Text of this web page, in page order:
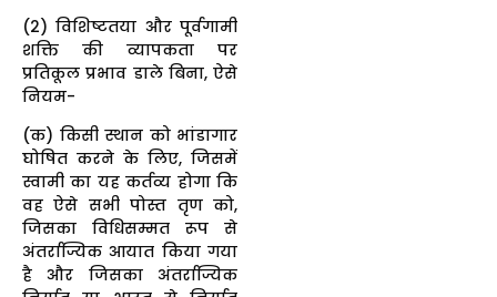
(2) विशिष्टतया और पूर्वगामी
शक्ति की व्यापकता पर
प्रतिकूल प्रभाव डाले बिना, ऐसे
नियम-
(क) किसी स्थान को भांडागार
घोषित करने के लिए, जिसमें
स्वामी का यह कर्तव्य होगा कि
वह ऐसे सभी पोस्त तृण को,
जिसका विधिसम्मत रूप से
अंतर्राज्यिक आयात किया गया
है और जिसका अंतर्राज्यिक